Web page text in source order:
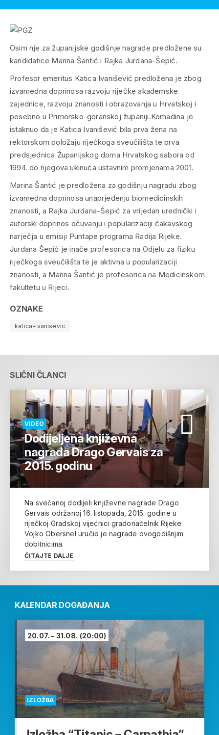
Osim nje za županijske godišnje nagrade predložene su
kandidatice Marina Šantić i Rajka Jurdana-Šepić.
Profesor emeritus Katica Ivanišević predložena je zbog
izvanredna doprinosa razvoju riječke akademske
zajednice, razvoju znanosti i obrazovanja u Hrvatskoj i
posebno u Primorsko-goranskoj županiji.Komadina je
istaknuo da je Katica Ivanišević bila prva žena na
rektorskom položaju riječkoga sveučilišta te prva
predsjednica Županijskog doma Hrvatskog sabora od
1994. do njegova ukinuća ustavnim promjenama 2001.
Marina Šantić je predložena za godišnju nagradu zbog
izvanredna doprinosa unaprjeđenju biomedicinskih
znanosti, a Rajka Jurdana-Šepić za vrijedan urednički i
autorski doprinos očuvanju i popularizaciji čakavskog
narječja u emisiji Puntape programa Radija Rijeke.
Jurdana Šepić je inače profesorica na Odjelu za fiziku
riječkoga sveučilišta te je aktivna u popularizaciji
znanosti, a Marina Šantić je profesorica na Medicinskom
fakultetu u Rijeci.
OZNAKE
katica-ivanisevic
SLIČNI ČLANCI
VIDEO
Dodijeljena književna
nagrada Drago Gervais za
2015. godinu
Na svečanoj dodijeli književne nagrade Drago
Gervais održanoj 16. listopada, 2015. godine u
riječkoj Gradskoj vijećnici gradonačelnik Rijeke
Vojko Obersnel uručio je nagrade ovogodišnjim
dobitnicima.
ČITAJTE DALJE
KALENDAR DOGAĐANJA
IZLOŽBA
20.07. – 31.08. (20:00)